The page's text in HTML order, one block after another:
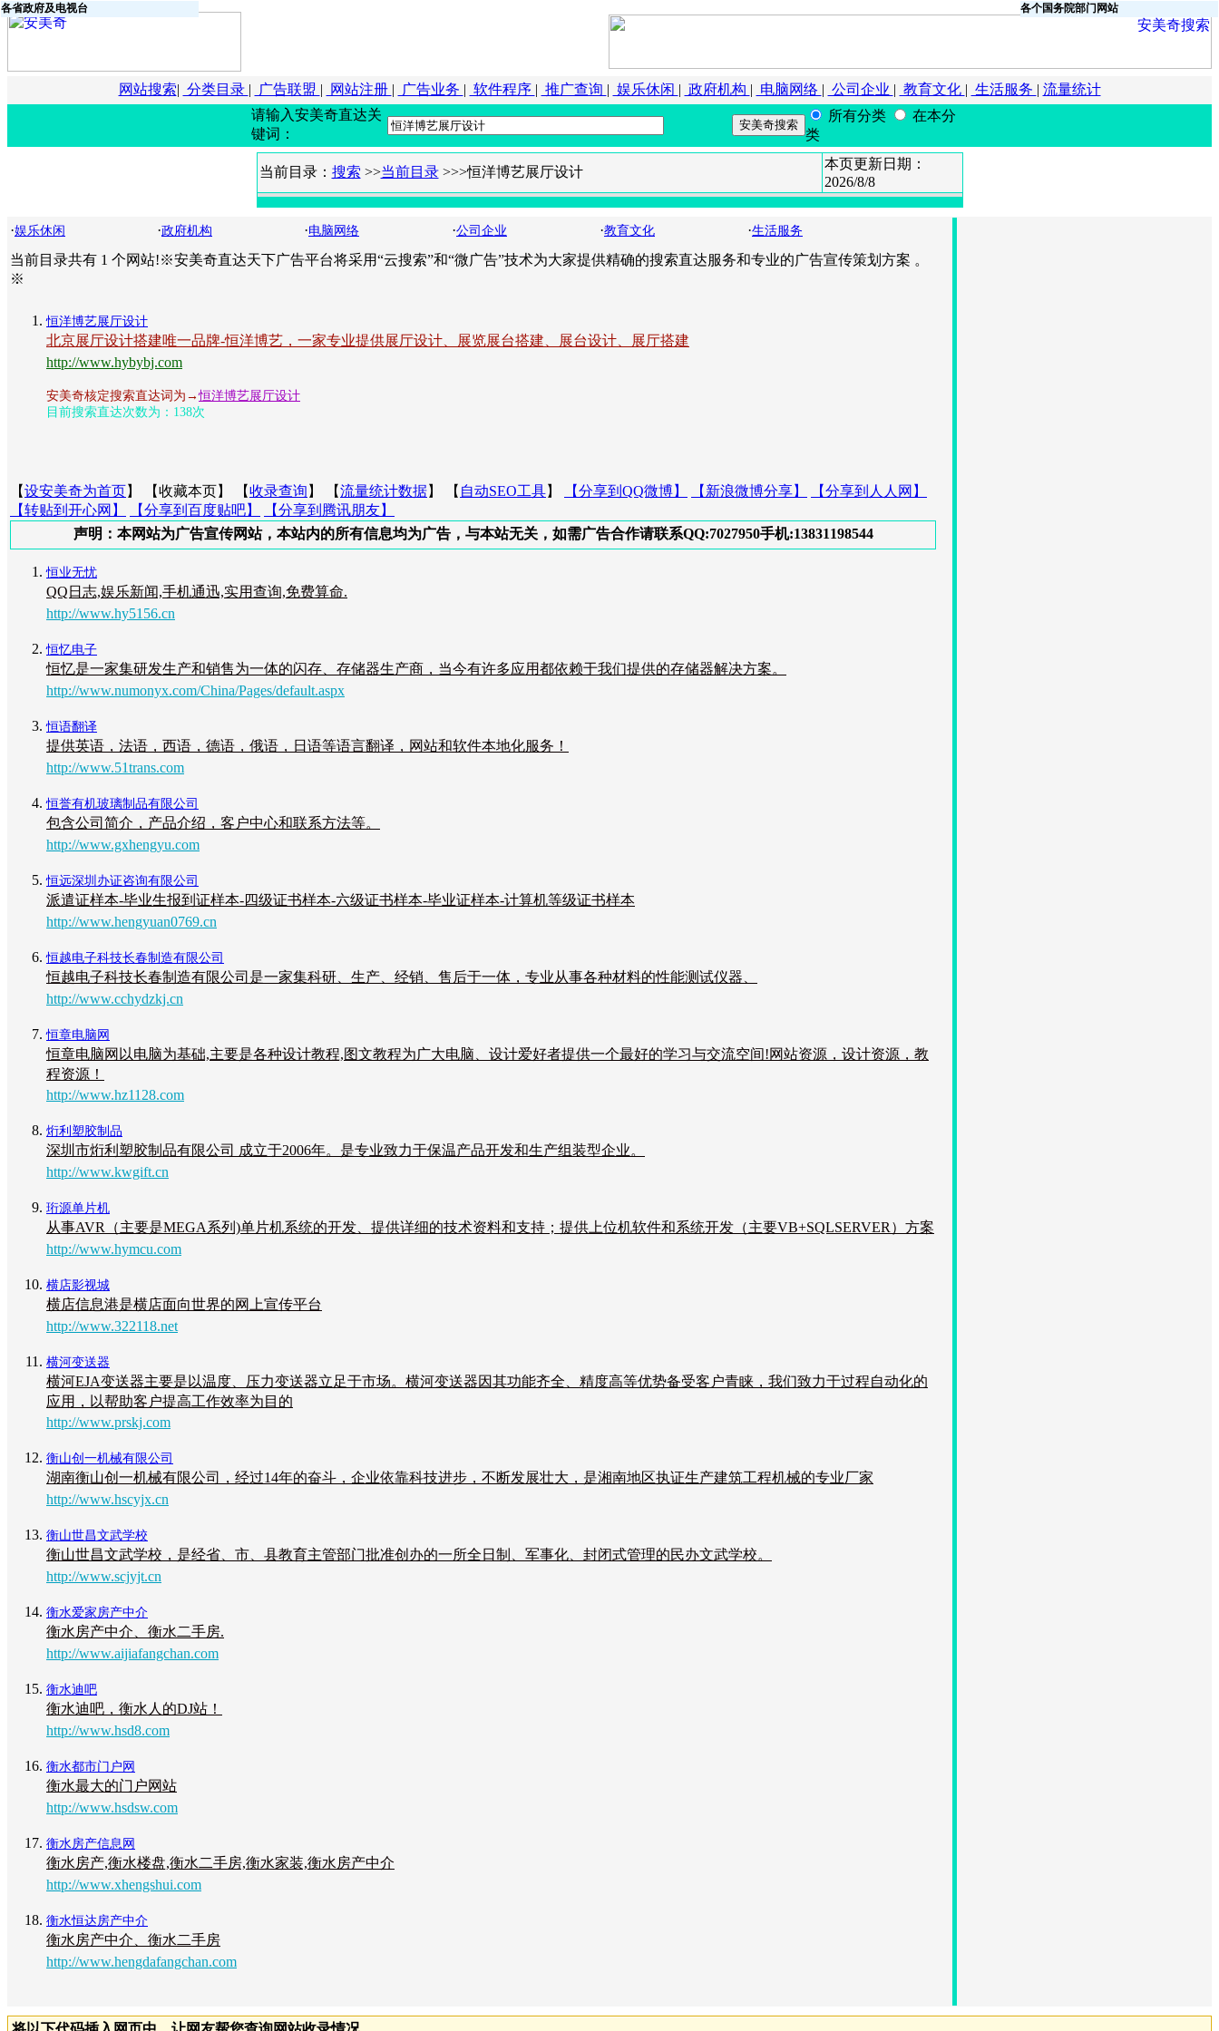
网站搜索| 分类目录 | 广告联盟 | 网站注册 | 广告业务 | 软件程序 | 推广查询 | 娱乐休闲 | 政府机构 | 电脑网络 | 公司企业 | 教育文化 | 生活服务 | 流量统计
请输入安美奇直达关
键词：
所有分类
在本分
类
当前目录： 搜索 >>当前目录>>>恒洋博艺展厅设计
本页更新日期：
2026/8/8
·娱乐休闲 ·政府机构 ·电脑网络 ·公司企业 ·教育文化 ·生活服务
当前目录共有 1 个网站!※安美奇直达天下广告平台将采用“云搜索”和“微广告”技术为大家提供精确的搜索直达服务和专业的广告宣传策划方案 。
※
恒洋博艺展厅设计
北京展厅设计搭建唯一品牌-恒洋博艺，一家专业提供展厅设计、展览展台搭建、展台设计、展厅搭建
http://www.hybybj.com
安美奇核定搜索直达词为→恒洋博艺展厅设计
目前搜索直达次数为：138次
【设安美奇为首页】 【收藏本页】 【收录查询 】 【流量统计数据】 【 自动SEO工具】 【分享到QQ微博】 【新浪微博分享】
【分享到人人网】
【转贴到开心网】
【分享到百度贴吧】
【分享到腾讯朋友】
声明：本网站为广告宣传网站，本站内的所有信息均为广告，与本站无关，如需广告合作请联系QQ:7027950手机:13831198544
恒业无忧
QQ日志,娱乐新闻,手机通迅,实用查询,免费算命.
http://www.hy5156.cn
恒忆电子
恒忆是一家集研发生产和销售为一体的闪存、存储器生产商，当今有许多应用都依赖于我们提供的存储器解决方案。
http://www.numonyx.com/China/Pages/default.aspx
恒语翻译
提供英语，法语，西语，德语，俄语，日语等语言翻译，网站和软件本地化服务！
http://www.51trans.com
恒誉有机玻璃制品有限公司
包含公司简介，产品介绍，客户中心和联系方法等。
http://www.gxhengyu.com
恒远深圳办证咨询有限公司
派遣证样本-毕业生报到证样本-四级证书样本-六级证书样本-毕业证样本-计算机等级证书样本
http://www.hengyuan0769.cn
恒越电子科技长春制造有限公司
恒越电子科技长春制造有限公司是一家集科研、生产、经销、售后于一体，专业从事各种材料的性能测试仪器、
http://www.cchydzkj.cn
恒章电脑网
恒章电脑网以电脑为基础,主要是各种设计教程,图文教程为广大电脑、设计爱好者提供一个最好的学习与交流空间!网站资源，设计资源，教
程资源！
http://www.hz1128.com
烆利塑胶制品
深圳市烆利塑胶制品有限公司 成立于2006年。是专业致力于保温产品开发和生产组装型企业。
http://www.kwgift.cn
珩源单片机
从事AVR（主要是MEGA系列)单片机系统的开发、提供详细的技术资料和支持；提供上位机软件和系统开发（主要VB+SQLSERVER）方案
http://www.hymcu.com
横店影视城
横店信息港是横店面向世界的网上宣传平台
http://www.322118.net
横河变送器
横河EJA变送器主要是以温度、压力变送器立足于市场。横河变送器因其功能齐全、精度高等优势备受客户青睐，我们致力于过程自动化的
应用，以帮助客户提高工作效率为目的
http://www.prskj.com
衡山创一机械有限公司
湖南衡山创一机械有限公司，经过14年的奋斗，企业依靠科技进步，不断发展壮大，是湘南地区执证生产建筑工程机械的专业厂家
http://www.hscyjx.cn
衡山世昌文武学校
衡山世昌文武学校，是经省、市、县教育主管部门批准创办的一所全日制、军事化、封闭式管理的民办文武学校。
http://www.scjyjt.cn
衡水爱家房产中介
衡水房产中介、衡水二手房.
http://www.aijiafangchan.com
衡水迪吧
衡水迪吧，衡水人的DJ站！
http://www.hsd8.com
衡水都市门户网
衡水最大的门户网站
http://www.hsdsw.com
衡水房产信息网
衡水房产,衡水楼盘,衡水二手房,衡水家装,衡水房产中介
http://www.xhengshui.com
衡水恒达房产中介
衡水房产中介、衡水二手房
http://www.hengdafangchan.com
各个国务院部门网站
各省政府及电视台